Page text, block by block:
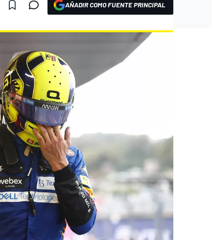
AÑADIR COMO FUENTE PRINCIPAL